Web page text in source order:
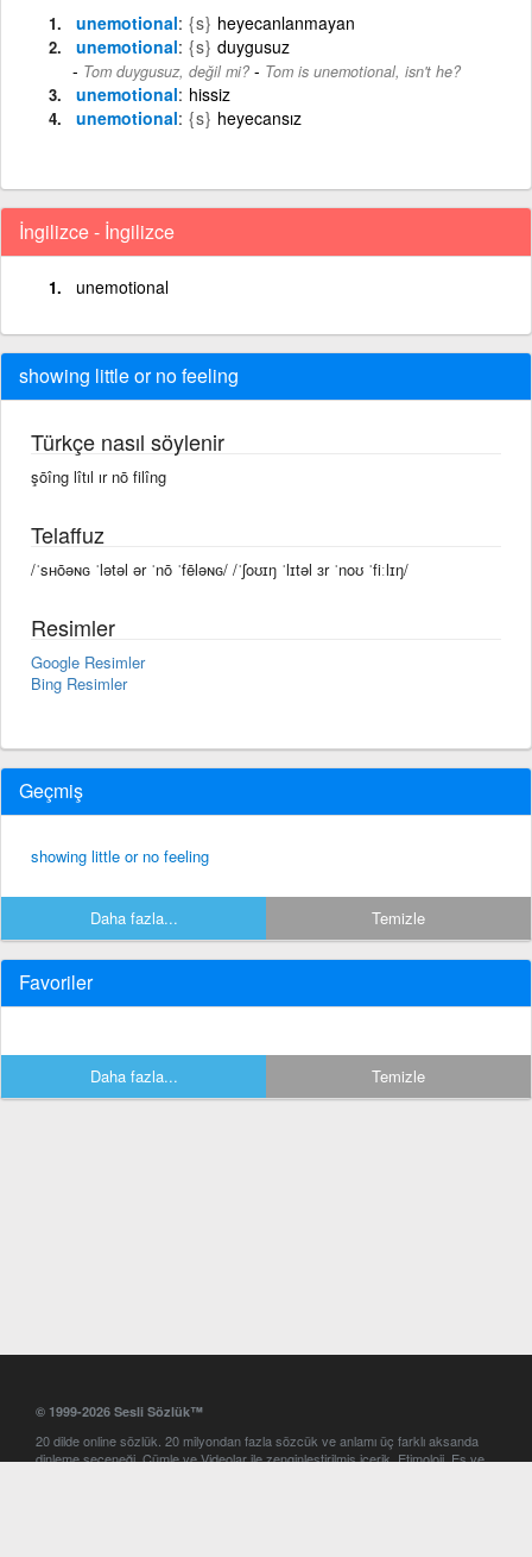
unemotional {s} heyecanlanmayan
unemotional {s} duygusuz
Tom duygusuz, değil mi? - Tom is unemotional, isn't he?
unemotional hissiz
unemotional {s} heyecansız
İngilizce - İngilizce
unemotional
showing little or no feeling
Türkçe nasıl söylenir
şōîng lîtıl ır nō filîng
Telaffuz
/ˈsʜōəɴɢ ˈlətəl ər ˈnō ˈfēləɴɢ/ /ˈʃoʊɪŋ ˈlɪtəl ɜr ˈnoʊ ˈfiːlɪŋ/
Resimler
Google Resimler
Bing Resimler
Geçmiş
showing little or no feeling
Daha fazla... Temizle
Favoriler
Daha fazla... Temizle
© 1999-2026 Sesli Sözlük™
20 dilde online sözlük. 20 milyondan fazla sözcük ve anlamı üç farklı aksanda
dinleme seçeneği. Cümle ve Videolar ile zenginleştirilmiş içerik. Etimoloji, Eş ve